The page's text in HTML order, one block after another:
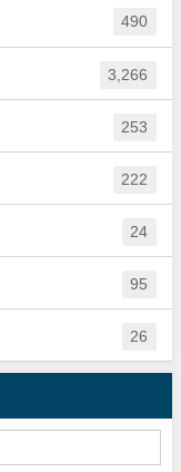
490
3,266
253
222
24
95
26